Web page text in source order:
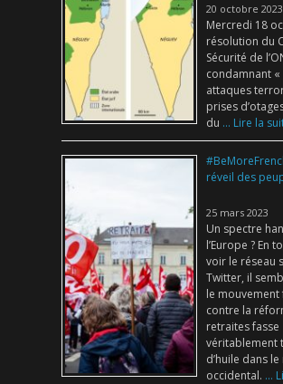
20 octobre 2023
Mercredi 18
résolution du
Sécurité de
condamnant «
attaques
prises
du ... Lire la
réveil des
25 mars 2023
Un spectre
l’Europe ? En
voir le réseau
Twitter, il
le mouvement
contre la
retraites fasse
véritablement
d’huile dans
occidental. ...